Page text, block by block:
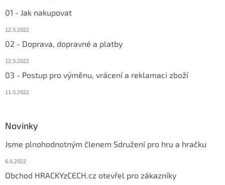
01 - Jak nakupovat
12.5.2022
02 - Doprava, dopravné a platby
12.5.2022
03 - Postup pro výměnu, vrácení a reklamaci zboží
11.5.2022
Novinky
Jsme plnohodnotným členem Sdružení pro hru a hračku
6.6.2022
Obchod HRACKYzCECH.cz otevřel pro zákazníky